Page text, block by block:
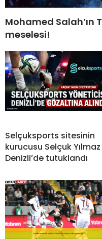
Mohamed Salah’ın
meselesi!
Selçuksports sitesinin
kurucusu Selçuk Yılmaz
Denizli’de tutuklandı